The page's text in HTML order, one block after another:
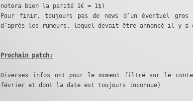
notera bien la parité 1€ = 1$)
Pour finir, toujours pas de news d’un éventuel
d’après les rumeurs, lequel devait être annoncé il y a
Prochain patch:
Diverses infos ont pour le moment filtré sur le
février et dont la date est toujours inconnue)